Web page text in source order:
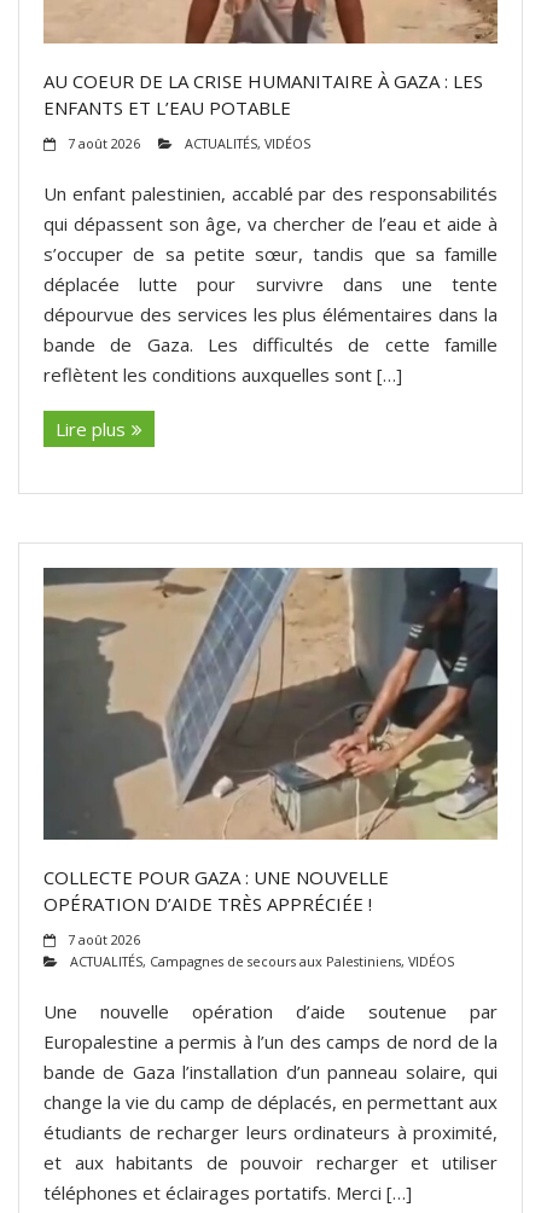
AU COEUR DE LA CRISE HUMANITAIRE À GAZA : LES
ENFANTS ET L’EAU POTABLE
7 août 2026 ACTUALITÉS, VIDÉOS
Un enfant palestinien, accablé par des responsabilités
qui dépassent son âge, va chercher de l’eau et aide à
s’occuper de sa petite sœur, tandis que sa famille
déplacée lutte pour survivre dans une tente
dépourvue des services les plus élémentaires dans la
bande de Gaza. Les difficultés de cette famille
reflètent les conditions auxquelles sont […]
Lire plus
COLLECTE POUR GAZA : UNE NOUVELLE
OPÉRATION D’AIDE TRÈS APPRÉCIÉE !
7 août 2026
ACTUALITÉS, Campagnes de secours aux Palestiniens, VIDÉOS
Une nouvelle opération d’aide soutenue par
Europalestine a permis à l’un des camps de nord de la
bande de Gaza l’installation d’un panneau solaire, qui
change la vie du camp de déplacés, en permettant aux
étudiants de recharger leurs ordinateurs à proximité,
et aux habitants de pouvoir recharger et utiliser
téléphones et éclairages portatifs. Merci […]